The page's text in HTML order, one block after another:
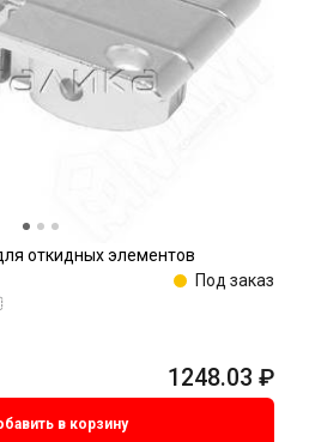
откидных элементов
Под заказ
1248.03 ₽
в корзину